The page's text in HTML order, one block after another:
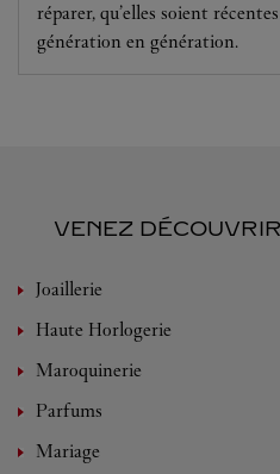
réparer, qu’elles soient
génération en génération.
VENEZ
Joaillerie
Haute Horlogerie
Maroquinerie
Parfums
Mariage